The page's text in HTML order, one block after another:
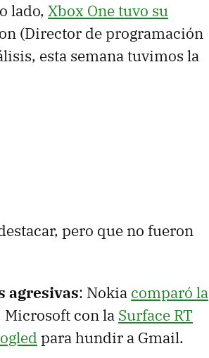
lado, Xbox One tuvo su
(Director de programación
esta semana tuvimos la
pero que no fueron
agresivas: Nokia comparó la
Microsoft con la Surface RT
para hundir a Gmail.